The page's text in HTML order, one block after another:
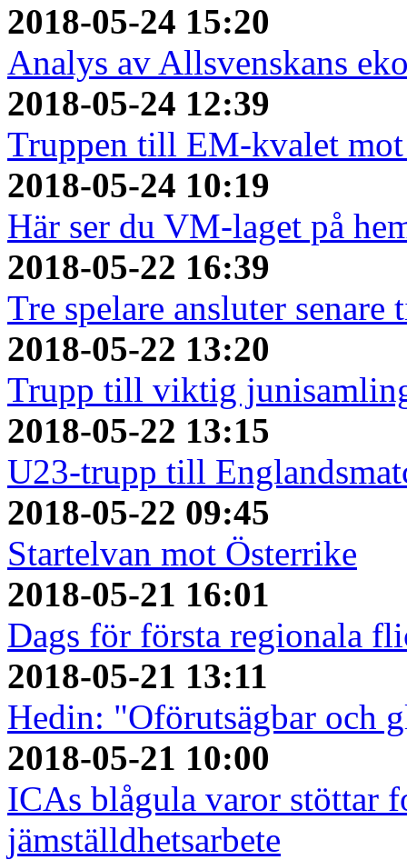
2018-05-24 15:20
Analys av Allsvenskans
2018-05-24 12:39
Truppen till EM-kvalet
2018-05-24 10:19
Här ser du VM-laget på
2018-05-22 16:39
Tre spelare ansluter
2018-05-22 13:20
Trupp till viktig
2018-05-22 13:15
U23-trupp till
2018-05-22 09:45
Startelvan mot Österrike
2018-05-21 16:01
Dags för första regionala
2018-05-21 13:11
Hedin: "Oförutsägbar och
2018-05-21 10:00
ICAs blågula varor stöttar
jämställdhetsarbete